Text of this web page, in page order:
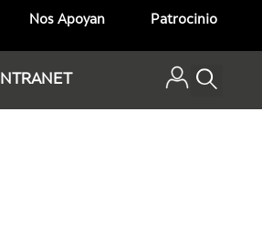
Nos Apoyan Patrocinio
INTRANET